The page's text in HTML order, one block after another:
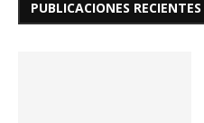
PUBLICACIONES RECIENTES